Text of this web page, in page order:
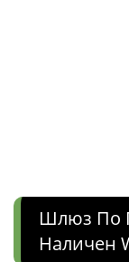
Шлюз По
Наличен